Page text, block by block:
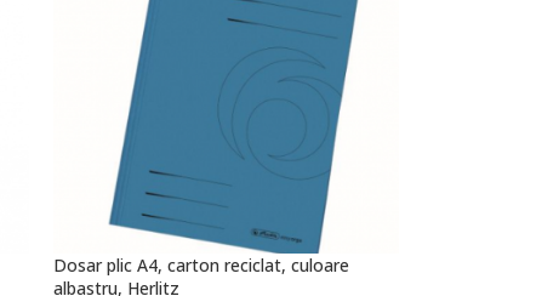
Dosar plic A4, carton reciclat, culoare
albastru, Herlitz